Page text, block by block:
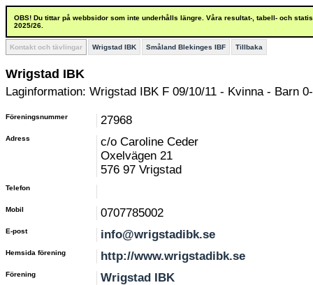
OBS! Du tittar på webbsidor som inte underhålls längre. Våra resultat-, tabell- och
2025/26.
Kontakt och tävlingar Wrigstad IBK Småland Blekinges IBF Tillbaka
Wrigstad IBK
Laginformation: Wrigstad IBK F 09/10/11 - Kvinna - Barn
Föreningsnummer 27968
Adress
c/o Caroline Ceder
Oxelvägen 21
576 97 Vrigstad
Telefon
Mobil 0707785002
E-post info@wrigstadibk.se
Hemsida förening http://www.wrigstadibk.se
Förening Wrigstad IBK